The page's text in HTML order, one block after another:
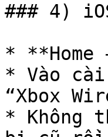
### 4)
* **Home
* Vào
“Xbox
* Không